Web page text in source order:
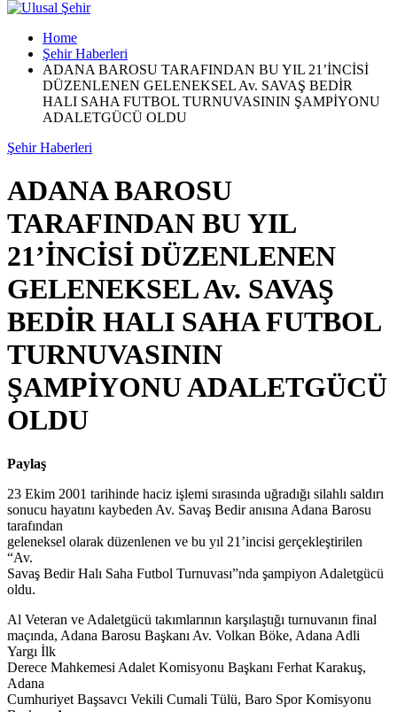
Home
Şehir Haberleri
ADANA BAROSU TARAFINDAN BU YIL 21’İNCİSİ
DÜZENLENEN GELENEKSEL Av. SAVAŞ BEDİR
HALI SAHA FUTBOL TURNUVASININ ŞAMPİYONU
ADALETGÜCÜ OLDU
Şehir Haberleri
ADANA BAROSU
TARAFINDAN BU YIL
21’İNCİSİ DÜZENLENEN
GELENEKSEL Av. SAVAŞ
BEDİR HALI SAHA FUTBOL
TURNUVASININ
ŞAMPİYONU ADALETGÜCÜ
OLDU
Paylaş
23 Ekim 2001 tarihinde haciz işlemi sırasında uğradığı silahlı saldırı
sonucu hayatını kaybeden Av. Savaş Bedir anısına Adana Barosu
tarafından
geleneksel olarak düzenlenen ve bu yıl 21’incisi gerçekleştirilen
“Av.
Savaş Bedir Halı Saha Futbol Turnuvası”nda şampiyon Adaletgücü
oldu.
Al Veteran ve Adaletgücü takımlarının karşılaştığı turnuvanın final
maçında, Adana Barosu Başkanı Av. Volkan Böke, Adana Adli
Yargı İlk
Derece Mahkemesi Adalet Komisyonu Başkanı Ferhat Karakuş,
Adana
Cumhuriyet Başsavcı Vekili Cumali Tülü, Baro Spor Komisyonu